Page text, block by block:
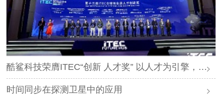
酷鲨科技荣膺ITEC“创新 人才奖” 以人才为引擎，时空为基石，驱动智能未来
时间同步在探测卫星中的应用